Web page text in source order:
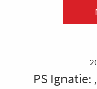
PS Ignatie: